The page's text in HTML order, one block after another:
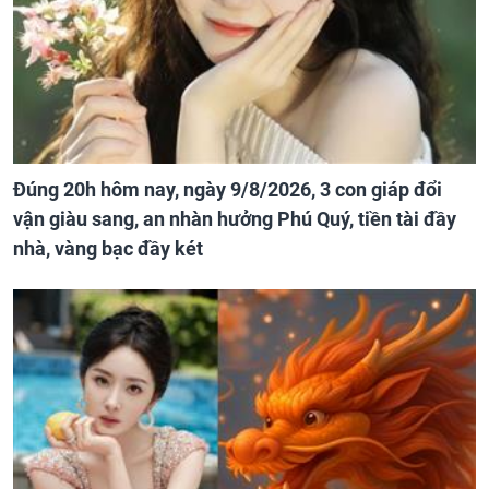
Đúng 20h hôm nay, ngày 9/8/2026, 3 con giáp đổi
vận giàu sang, an nhàn hưởng Phú Quý, tiền tài đầy
nhà, vàng bạc đầy két